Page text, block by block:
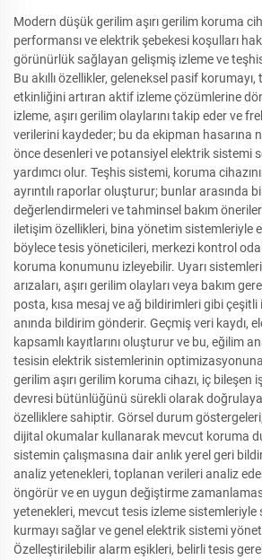
Modern düşük gerilim aşırı gerilim koruma
performansı ve elektrik şebekesi koşulları
görünürlük sağlayan gelişmiş izleme ve
Bu akıllı özellikler, geleneksel pasif
etkinliğini artıran aktif izleme çözümlerine
izleme, aşırı gerilim olaylarını takip eder ve
verilerini kaydeder; bu da ekipman hasarına
önce desenleri ve potansiyel elektrik sistemi
yardımcı olur. Teşhis sistemi, koruma
ayrıntılı raporlar oluşturur; bunlar arasında
değerlendirmeleri ve tahminsel bakım
iletişim özellikleri, bina yönetim sistemleriyle
böylece tesis yöneticileri, merkezi kontrol
koruma konumunu izleyebilir. Uyarı
arızaları, aşırı gerilim olayları veya bakım
posta, kısa mesaj ve ağ bildirimleri gibi
anında bildirim gönderir. Geçmiş veri kaydı,
kapsamlı kayıtlarını oluşturur ve bu, eğilim
tesisin elektrik sistemlerinin optimizasyonuna
gerilim aşırı gerilim koruma cihazı, iç bileşen
devresi bütünlüğünü sürekli olarak
özelliklere sahiptir. Görsel durum
dijital okumalar kullanarak mevcut koruma
sistemin çalışmasına dair anlık yerel geri
analiz yetenekleri, toplanan verileri analiz
öngörür ve en uygun değiştirme
yetenekleri, mevcut tesis izleme sistemleriyle
kurmayı sağlar ve genel elektrik sistemi
Özelleştirilebilir alarm eşikleri, belirli tesis